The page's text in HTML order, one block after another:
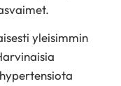
yleisimmin